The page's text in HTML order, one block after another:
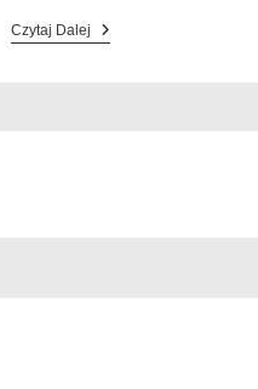
Czytaj Dalej